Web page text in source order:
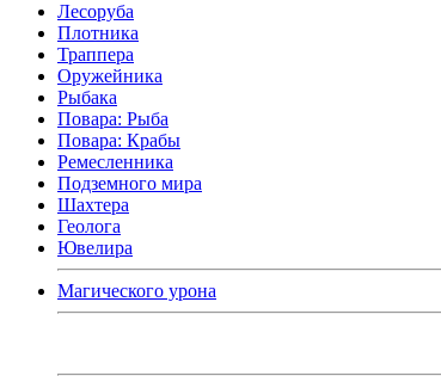
Лесоруба
Плотника
Траппера
Оружейника
Рыбака
Повара: Рыба
Повара: Крабы
Ремесленника
Подземного мира
Шахтера
Геолога
Ювелира
Магического урона